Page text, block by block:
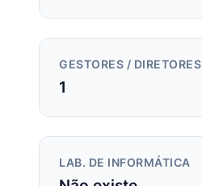
GESTORES / DIRETORES
1
LAB. DE INFORMÁTICA